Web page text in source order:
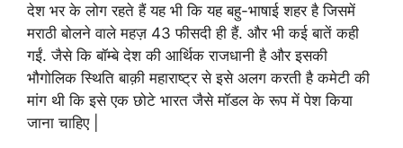
देश भर के लोग रहते हैं यह भी कि यह बहु-भाषाई शहर है जिसमें
मराठी बोलने वाले महज़ 43 फीसदी ही हैं. और भी कई बातें कही
गईं. जैसे कि बॉम्बे देश की आर्थिक राजधानी है और इसकी
भौगोलिक स्थिति बाक़ी महाराष्ट्र से इसे अलग करती है कमेटी की
मांग थी कि इसे एक छोटे भारत जैसे मॉडल के रूप में पेश किया
जाना चाहिए |